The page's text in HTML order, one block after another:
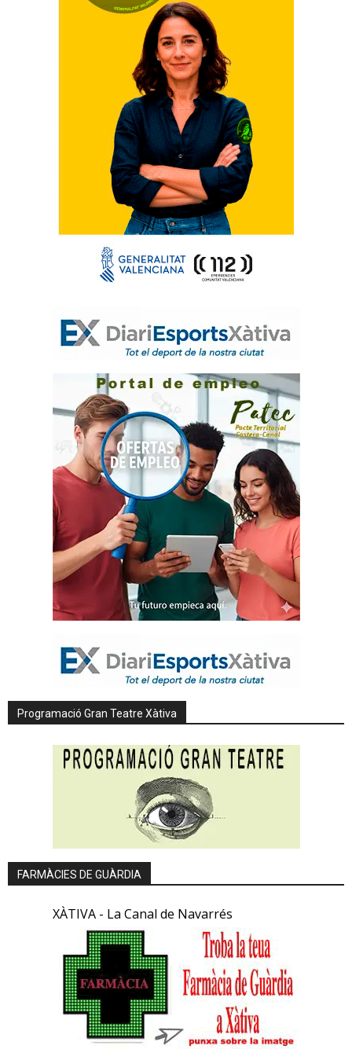
Programació Gran Teatre Xàtiva
FARMÀCIES DE GUÀRDIA
XÀTIVA - La Canal de Navarrés